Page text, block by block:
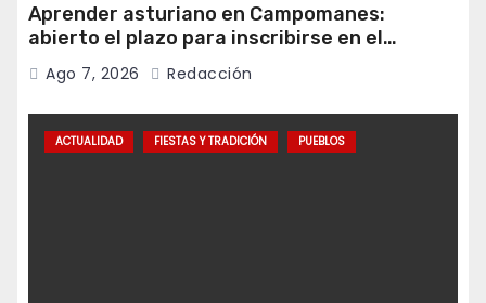
Aprender asturiano en Campomanes:
abierto el plazo para inscribirse en el
programa Falamos
Ago 7, 2026 Redacción
ACTUALIDAD FIESTAS Y TRADICIÓN PUEBLOS